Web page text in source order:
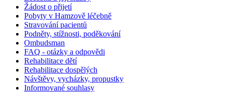
Žádost o přijetí
Pobyty v Hamzově léčebně
Stravování pacientů
Podněty, stížnosti, poděkování
Ombudsman
FAQ - otázky a odpovědi
Rehabilitace dětí
Rehabilitace dospělých
Návštěvy, vycházky, propustky
Informované souhlasy